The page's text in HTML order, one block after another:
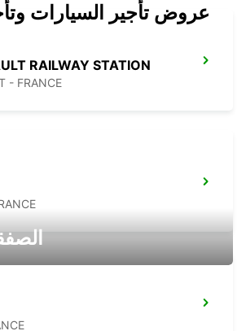
RAILWAY STATION
- FRANCE
عروض تأجير السيارات